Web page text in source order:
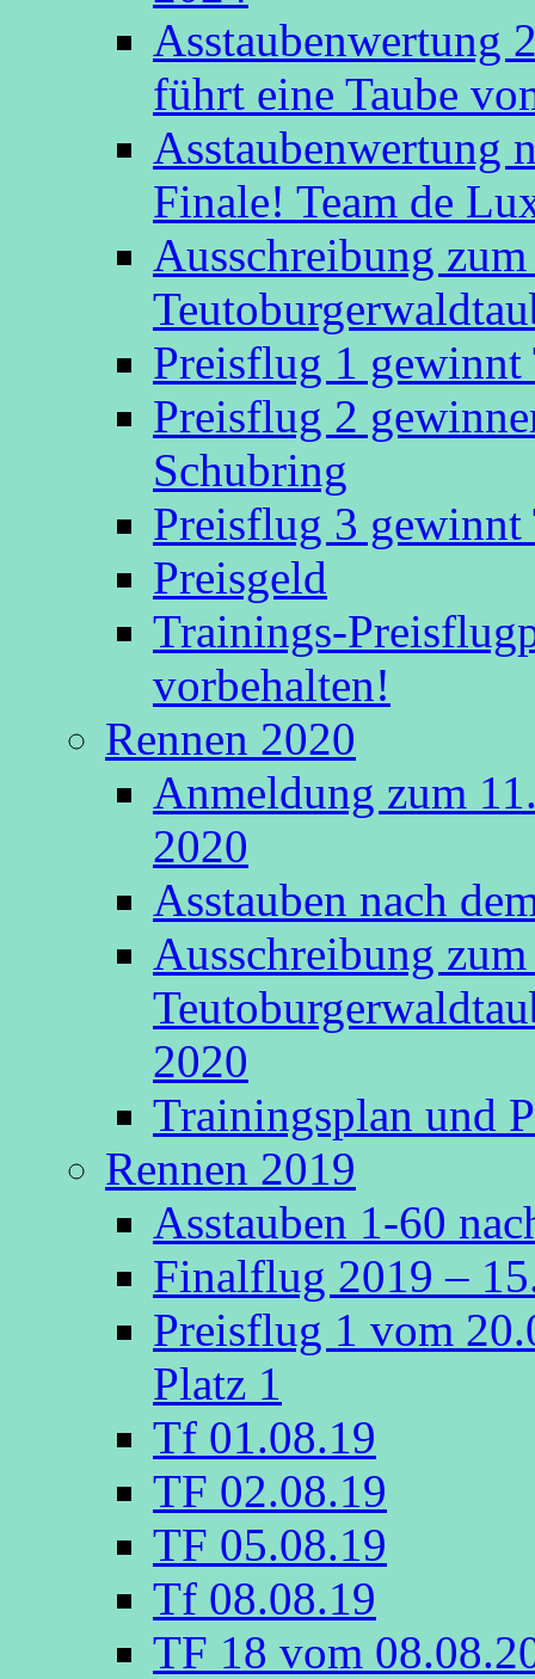
Asstaubenwertung
führt eine Taube
Asstaubenwertung
Finale! Team de
Ausschreibung
Preisflug 1 gewinnt
Preisflug 2
Schubring
Preisflug 3
Preisgeld
Trainings-
vorbehalten!
Rennen 2020
Anmeldung zum
2020
Asstauben nach
Ausschreibung
2020
Trainingsplan und
Rennen 2019
Asstauben 1-60
Finalflug 2019 –
Preisflug 1 vom
Platz 1
Tf 01.08.19
TF 02.08.19
TF 05.08.19
Tf 08.08.19
TF 18 vom